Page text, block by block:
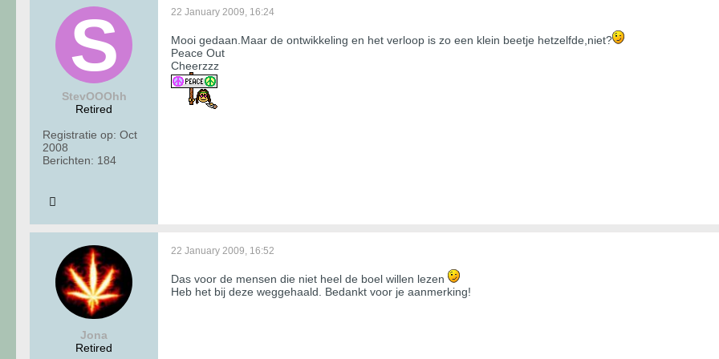
StevOOOhh
Retired
Registratie op: Oct
2008
Berichten: 184
22 January 2009, 16:24
Mooi gedaan.Maar de ontwikkeling en het verloop is zo een klein beetje hetzelfde,niet?
Peace Out
Cheerzzz
Jona
Retired
22 January 2009, 16:52
Das voor de mensen die niet heel de boel willen lezen
Heb het bij deze weggehaald. Bedankt voor je aanmerking!